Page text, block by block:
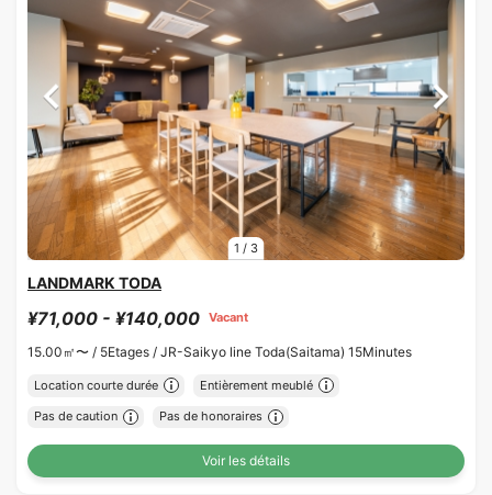
1 / 3
LANDMARK TODA
¥71,000 - ¥140,000 Vacant
15.00㎡〜 / 5Etages / JR-Saikyo line Toda(Saitama) 15Minutes
Location courte durée Entièrement meublé
Pas de caution Pas de honoraires
Voir les détails